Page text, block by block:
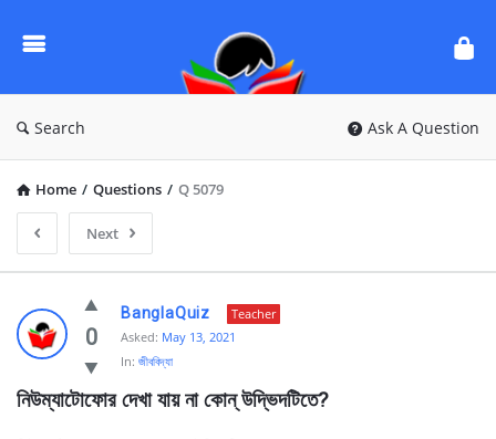
Questions
Search Ask A Question
Home / Questions / Q 5079
Next
Ask
Questions
BanglaQuiz
0
BanglaQuiz
Teacher
Asked: May 13, 2021
In: জীববিদ্যা
নিউম্যাটোফোর দেখা যায় না কোন্ উদ্ভিদটিতে?